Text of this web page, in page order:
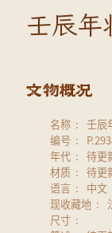
壬辰
名称
壬辰
编号
年代
待更
材质
待更
语言
中文
现收藏地
尺寸